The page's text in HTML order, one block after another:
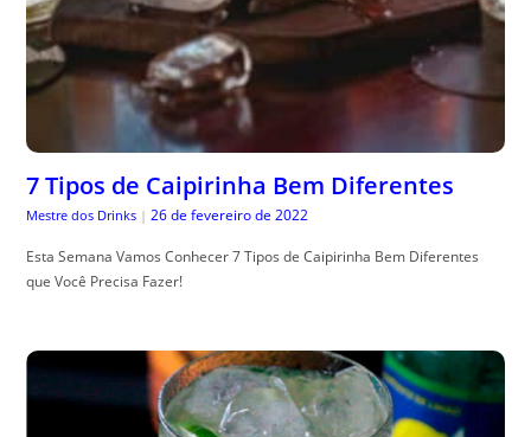
7 Tipos de Caipirinha Bem Diferentes
Mestre dos Drinks | 26 de fevereiro de 2022
Esta Semana Vamos Conhecer 7 Tipos de Caipirinha Bem Diferentes
que Você Precisa Fazer!